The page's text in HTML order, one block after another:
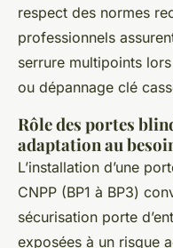
respect des normes
professionnels
serrure multipoints
ou dépannage clé
Rôle des portes
adaptation au
L’installation d’une
CNPP (BP1 à BP3)
sécurisation porte
exposées à un risque